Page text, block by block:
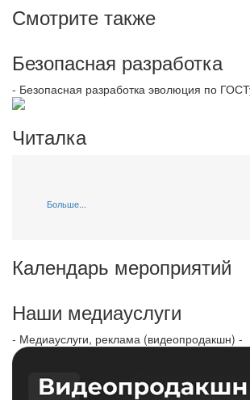
Смотрите также
Безопасная разработка
- Безопасная разработка эволюция по
Читалка
Больше...
Календарь мероприятий
Наши медиауслуги
- Медиауслуги, реклама (видеопродакшн) -